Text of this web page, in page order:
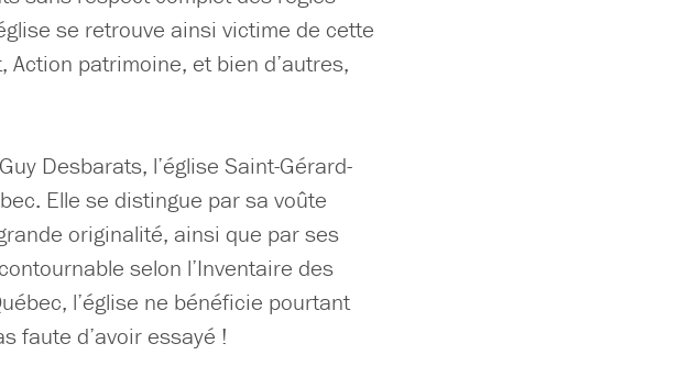
se retrouve ainsi victime de cette
patrimoine, et bien d’autres,
Desbarats, l’église Saint-Gérard-
Elle se distingue par sa voûte
originalité, ainsi que par ses
selon l’Inventaire des
l’église ne bénéficie pourtant
faute d’avoir essayé !